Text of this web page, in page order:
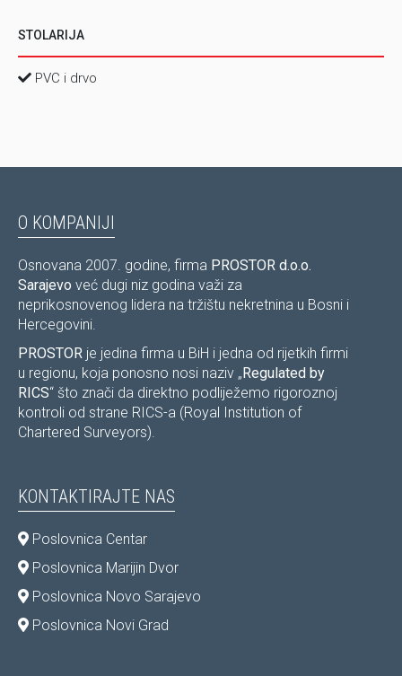
NAPOMENAnavedena tražena cijena predstavlja
preporučenu cijenu za predmetnu nekretninu. Vlasnik
cijenu koja može biti niža, ista ili viša od preporučene,
STOLARIJA
PVC i drvo
O KOMPANIJI
Osnovana 2007. godine, firma PROSTOR d.o.o.
Sarajevo već dugi niz godina važi za
neprikosnovenog lidera na tržištu nekretnina u Bosni i
Hercegovini.
PROSTOR je jedina firma u BiH i jedna od rijetkih firmi
u regionu, koja ponosno nosi naziv „Regulated by
RICS“ što znači da direktno podliježemo rigoroznoj
kontroli od strane RICS-a (Royal Institution of
Chartered Surveyors).
KONTAKTIRAJTE NAS
Poslovnica Centar
Poslovnica Marijin Dvor
Poslovnica Novo Sarajevo
Poslovnica Novi Grad